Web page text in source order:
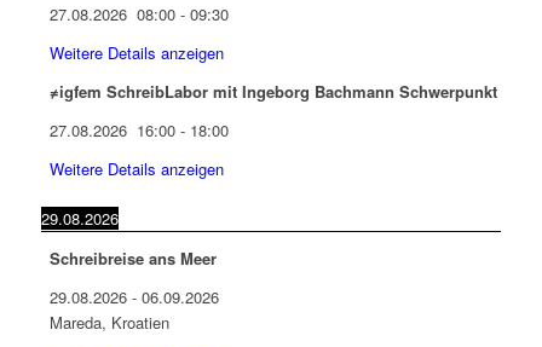
27.08.2026 08:00- 09:30
Weitere Details anzeigen
≠igfem SchreibLabor mit Ingeborg Bachmann Schwerpunkt
27.08.2026 16:00- 18:00
Weitere Details anzeigen
29.08.2026
Schreibreise ans Meer
29.08.2026- 06.09.2026
Mareda, Kroatien